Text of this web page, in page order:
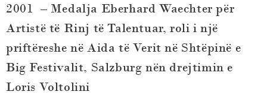
2001 – Medalja Eberhard Waechter për
Artistë të Rinj të Talentuar, roli i një
priftëreshe në Aida të Verit në Shtëpinë e
Big Festivalit, Salzburg nën drejtimin e
Loris Voltolini